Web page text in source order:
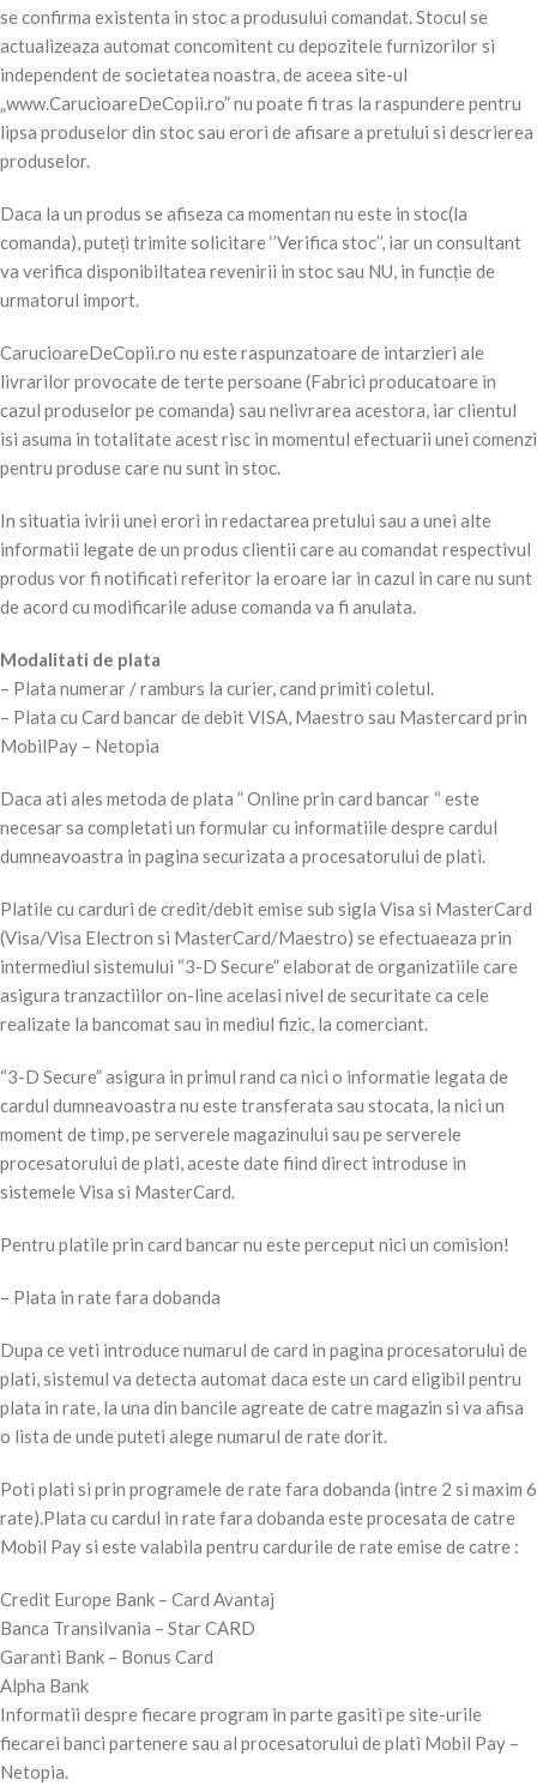
se confirma existenta in stoc a produsului comandat. Stocul se
actualizeaza automat concomitent cu depozitele furnizorilor si
independent de societatea noastra, de aceea site-ul
„www.CarucioareDeCopii.ro” nu poate fi tras la raspundere pentru
lipsa produselor din stoc sau erori de afisare a pretului si descrierea
produselor.
Daca la un produs se afiseza ca momentan nu este in stoc(la
comanda), puteți trimite solicitare ‘’Verifica stoc’’, iar un consultant
va verifica disponibiltatea revenirii in stoc sau NU, in funcție de
urmatorul import.
CarucioareDeCopii.ro nu este raspunzatoare de intarzieri ale
livrarilor provocate de terte persoane (Fabrici producatoare in
cazul produselor pe comanda) sau nelivrarea acestora, iar clientul
isi asuma in totalitate acest risc in momentul efectuarii unei comenzi
pentru produse care nu sunt in stoc.
In situatia ivirii unei erori in redactarea pretului sau a unei alte
informatii legate de un produs clientii care au comandat respectivul
produs vor fi notificati referitor la eroare iar in cazul in care nu sunt
de acord cu modificarile aduse comanda va fi anulata.
Modalitati de plata
– Plata numerar / ramburs la curier, cand primiti coletul.
– Plata cu Card bancar de debit VISA, Maestro sau Mastercard prin
MobilPay – Netopia
Daca ati ales metoda de plata ” Online prin card bancar “ este
necesar sa completati un formular cu informatiile despre cardul
dumneavoastra in pagina securizata a procesatorului de plati.
Platile cu carduri de credit/debit emise sub sigla Visa si MasterCard
(Visa/Visa Electron si MasterCard/Maestro) se efectuaeaza prin
intermediul sistemului “3-D Secure” elaborat de organizatiile care
asigura tranzactiilor on-line acelasi nivel de securitate ca cele
realizate la bancomat sau in mediul fizic, la comerciant.
“3-D Secure” asigura in primul rand ca nici o informatie legata de
cardul dumneavoastra nu este transferata sau stocata, la nici un
moment de timp, pe serverele magazinului sau pe serverele
procesatorului de plati, aceste date fiind direct introduse in
sistemele Visa si MasterCard.
Pentru platile prin card bancar nu este perceput nici un comision!
– Plata in rate fara dobanda
Dupa ce veti introduce numarul de card in pagina procesatorului de
plati, sistemul va detecta automat daca este un card eligibil pentru
plata in rate, la una din bancile agreate de catre magazin si va afisa
o lista de unde puteti alege numarul de rate dorit.
Poti plati si prin programele de rate fara dobanda (intre 2 si maxim 6
rate).Plata cu cardul in rate fara dobanda este procesata de catre
Mobil Pay si este valabila pentru cardurile de rate emise de catre :
Credit Europe Bank – Card Avantaj
Banca Transilvania – Star CARD
Garanti Bank – Bonus Card
Alpha Bank
Informatii despre fiecare program in parte gasiti pe site-urile
fiecarei banci partenere sau al procesatorului de plati Mobil Pay –
Netopia.